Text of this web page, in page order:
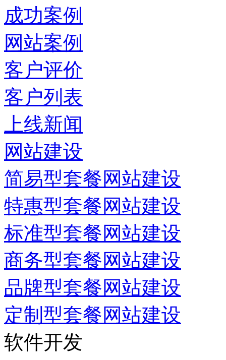
成功案例
网站案例
客户评价
客户列表
上线新闻
网站建设
简易型套餐网站建设
特惠型套餐网站建设
标准型套餐网站建设
商务型套餐网站建设
品牌型套餐网站建设
定制型套餐网站建设
软件开发